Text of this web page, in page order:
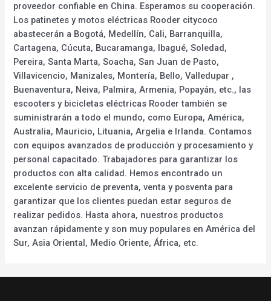
proveedor confiable en China. Esperamos su cooperación.
Los patinetes y motos eléctricas Rooder citycoco
abastecerán a Bogotá, Medellín, Cali, Barranquilla,
Cartagena, Cúcuta, Bucaramanga, Ibagué, Soledad,
Pereira, Santa Marta, Soacha, San Juan de Pasto,
Villavicencio, Manizales, Montería, Bello, Valledupar ,
Buenaventura, Neiva, Palmira, Armenia, Popayán, etc., las
escooters y bicicletas eléctricas Rooder también se
suministrarán a todo el mundo, como Europa, América,
Australia, Mauricio, Lituania, Argelia e Irlanda. Contamos
con equipos avanzados de producción y procesamiento y
personal capacitado. Trabajadores para garantizar los
productos con alta calidad. Hemos encontrado un
excelente servicio de preventa, venta y posventa para
garantizar que los clientes puedan estar seguros de
realizar pedidos. Hasta ahora, nuestros productos
avanzan rápidamente y son muy populares en América del
Sur, Asia Oriental, Medio Oriente, África, etc.